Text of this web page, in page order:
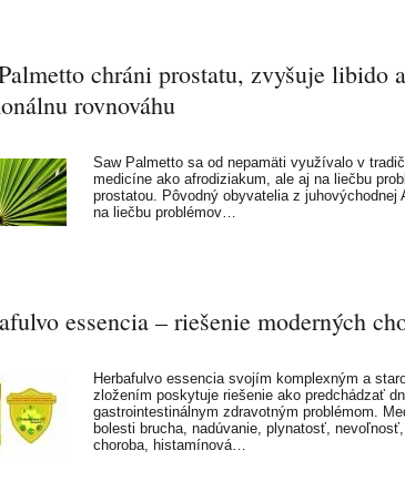
chráni prostatu, zvyšuje libido
rovnováhu
Saw Palmetto sa od nepamäti využívalo v
medicíne ako afrodiziakum, ale aj na liečbu
prostatou. Pôvodný obyvatelia z juhovýchodnej
na liečbu problémov…
essencia – riešenie moderných
Herbafulvo essencia svojím komplexným a
zložením poskytuje riešenie ako predchádzať
gastrointestinálnym zdravotným problémom.
bolesti brucha, nadúvanie, plynatosť,
choroba, histamínová…